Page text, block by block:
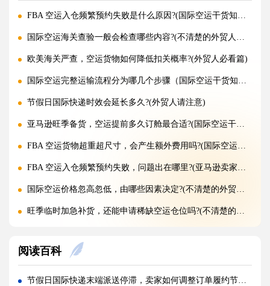
FBA 空运入仓频繁预约失败是什么原因?(国际空运干货知识分享)
国际空运海关查验一般会检查哪些内容?(不清楚的外贸人看过来)
欧美海关严查，空运货物如何降低扣关概率?(外贸人必看篇)
国际空运完整运输流程分为哪几个步骤（国际空运干货知识分享）
节假日国际快递时效会延长多久?(外贸人请注意)
亚马逊旺季备货，空运提前多久订舱最合适?(国际空运干货知识分享)
FBA 空运货物超重超尺寸，会产生额外费用吗?(国际空运干货知识分享)
FBA 空运入仓频繁预约失败，问题出在哪里?(亚马逊卖家请注意)
国际空运价格忽高忽低，由哪些因素决定?(不清楚的外贸人看过来)
旺季临时加急补货，还能申请稀缺空运仓位吗?(不清楚的外贸人看过来)
实木托盘无 IPPC 标识，空运落地除销毁外有哪些整改方式(国际空运干货知识分享)
空运到仓长期不上架，如何区分物流延误与亚马逊仓内拥堵?(国际空运干货知识分享)
阅读百科
节假日国际快递末端派送停滞，卖家如何调整订单履约节奏（跨境电商卖家请注意）